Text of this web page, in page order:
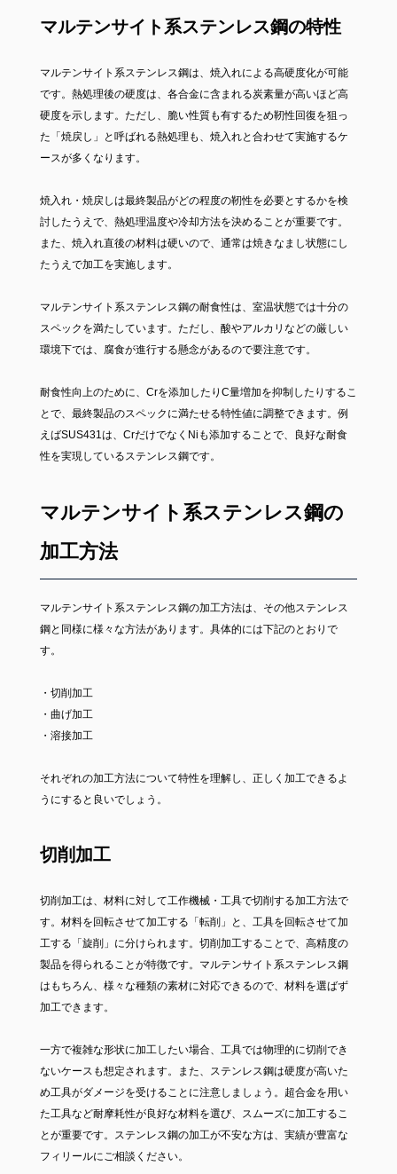
マルテンサイト系ステンレス鋼の特性
マルテンサイト系ステンレス鋼は、焼入れによる高硬度化が可能
です。熱処理後の硬度は、各合金に含まれる炭素量が高いほど高
硬度を示します。ただし、脆い性質も有するため靭性回復を狙っ
た「焼戻し」と呼ばれる熱処理も、焼入れと合わせて実施するケ
ースが多くなります。
焼入れ・焼戻しは最終製品がどの程度の靭性を必要とするかを検
討したうえで、熱処理温度や冷却方法を決めることが重要です。
また、焼入れ直後の材料は硬いので、通常は焼きなまし状態にし
たうえで加工を実施します。
マルテンサイト系ステンレス鋼の耐食性は、室温状態では十分の
スペックを満たしています。ただし、酸やアルカリなどの厳しい
環境下では、腐食が進行する懸念があるので要注意です。
耐食性向上のために、Crを添加したりC量増加を抑制したりするこ
とで、最終製品のスペックに満たせる特性値に調整できます。例
えばSUS431は、CrだけでなくNiも添加することで、良好な耐食
性を実現しているステンレス鋼です。
マルテンサイト系ステンレス鋼の
加工方法
マルテンサイト系ステンレス鋼の加工方法は、その他ステンレス
鋼と同様に様々な方法があります。具体的には下記のとおりで
す。
・切削加工
・曲げ加工
・溶接加工
それぞれの加工方法について特性を理解し、正しく加工できるよ
うにすると良いでしょう。
切削加工
切削加工は、材料に対して工作機械・工具で切削する加工方法で
す。材料を回転させて加工する「転削」と、工具を回転させて加
工する「旋削」に分けられます。切削加工することで、高精度の
製品を得られることが特徴です。マルテンサイト系ステンレス鋼
はもちろん、様々な種類の素材に対応できるので、材料を選ばず
加工できます。
一方で複雑な形状に加工したい場合、工具では物理的に切削でき
ないケースも想定されます。また、ステンレス鋼は硬度が高いた
め工具がダメージを受けることに注意しましょう。超合金を用い
た工具など耐摩耗性が良好な材料を選び、スムーズに加工するこ
とが重要です。ステンレス鋼の加工が不安な方は、実績が豊富な
フィリールにご相談ください。